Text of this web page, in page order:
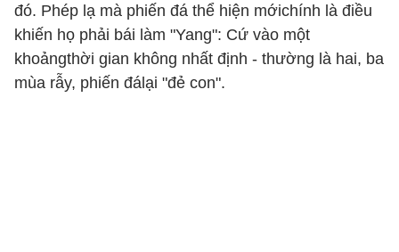
đó. Phép lạ mà phiến đá thể hiện mớichính là điều
khiến họ phải bái làm "Yang": Cứ vào một
khoảngthời gian không nhất định - thường là hai, ba
mùa rẫy, phiến đálại "đẻ con".